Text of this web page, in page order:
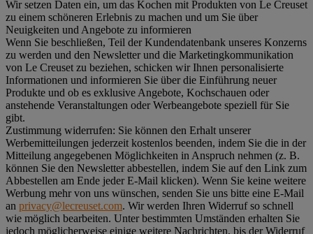
Wir setzen Daten ein, um das Kochen mit Produkten von Le Creuset
zu einem schöneren Erlebnis zu machen und um Sie über
Neuigkeiten und Angebote zu informieren
Wenn Sie beschließen, Teil der Kundendatenbank unseres Konzerns
zu werden und den Newsletter und die Marketingkommunikation
von Le Creuset zu beziehen, schicken wir Ihnen personalisierte
Informationen und informieren Sie über die Einführung neuer
Produkte und ob es exklusive Angebote, Kochschauen oder
anstehende Veranstaltungen oder Werbeangebote speziell für Sie
gibt.
Zustimmung widerrufen: Sie können den Erhalt unserer
Werbemitteilungen jederzeit kostenlos beenden, indem Sie die in der
Mitteilung angegebenen Möglichkeiten in Anspruch nehmen (z. B.
können Sie den Newsletter abbestellen, indem Sie auf den Link zum
Abbestellen am Ende jeder E-Mail klicken). Wenn Sie keine weitere
Werbung mehr von uns wünschen, senden Sie uns bitte eine E-Mail
an privacy@lecreuset.com. Wir werden Ihren Widerruf so schnell
wie möglich bearbeiten. Unter bestimmten Umständen erhalten Sie
jedoch möglicherweise einige weitere Nachrichten, bis der Widerruf